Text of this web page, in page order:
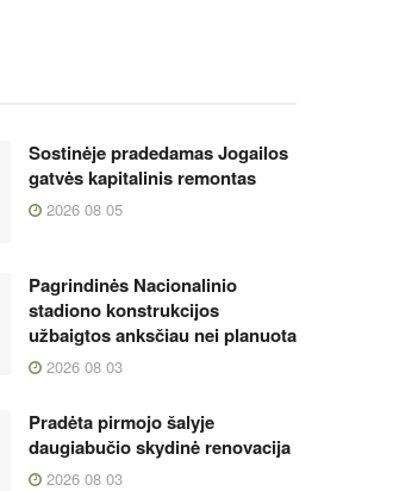
Sostinėje pradedamas Jogailos
gatvės kapitalinis remontas
2026 08 05
Pagrindinės Nacionalinio
stadiono konstrukcijos
užbaigtos anksčiau nei planuota
2026 08 03
Pradėta pirmojo šalyje
daugiabučio skydinė renovacija
2026 08 03